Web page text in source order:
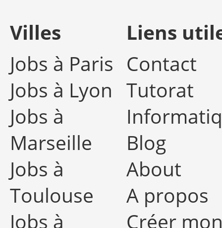
Villes
Jobs à Paris
Jobs à Lyon
Jobs à
Marseille
Jobs à
Toulouse
Jobs à
Liens
Contact
Tutorat
Blog
About
A propos
Créer